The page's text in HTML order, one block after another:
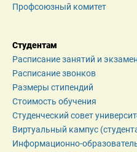
Профсоюзный комитет
Студентам
Расписание занятий и
Расписание звонков
Размеры стипендий
Стоимость обучения
Студенческий совет
Виртуальный кампус
Информационно-